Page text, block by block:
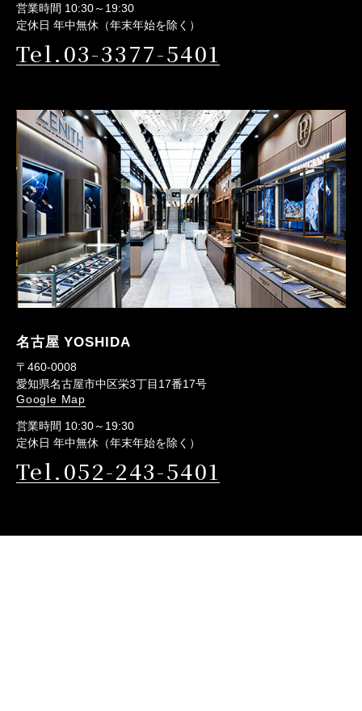
営業時間 10:30～19:30
定休日 年中無休（年末年始を除く）
Tel.03-3377-5401
名古屋 YOSHIDA
〒460-0008
愛知県名古屋市中区栄3丁目17番17号
Google Map
営業時間 10:30～19:30
定休日 年中無休（年末年始を除く）
Tel.052-243-5401